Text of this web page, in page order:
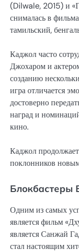
(Dilwale, 2015) и
снималась в
тамильский,
Каджол часто
Джохаром и
созданию
игра отличается
достоверно
наград и
кино.
Каджол
поклонников
Блокбастеры
Одним из самых
является фильм
является Санжай
стал настоящим